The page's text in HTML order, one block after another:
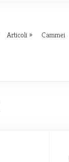
Articoli Cammei